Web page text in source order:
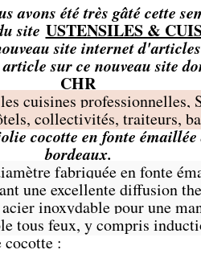
avons été très gâté cette
site USTENSILES &
site internet
sur ce nouveau site
CHR
cuisines professionnelles,
collectivités, traiteurs,
cocotte en fonte
bordeaux.
fabriquée en fonte
une excellente diffusion
inoxydable pour une
tous feux, y compris
cocotte :